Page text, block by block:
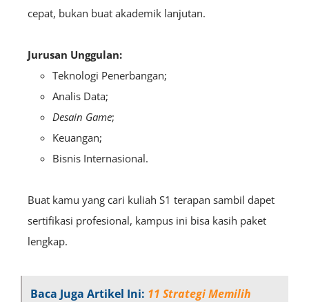
cepat, bukan buat akademik lanjutan.
Jurusan Unggulan:
Teknologi Penerbangan;
Analis Data;
Desain Game;
Keuangan;
Bisnis Internasional.
Buat kamu yang cari kuliah S1 terapan sambil dapet
sertifikasi profesional, kampus ini bisa kasih paket
lengkap.
Baca Juga Artikel Ini: 11 Strategi Memilih